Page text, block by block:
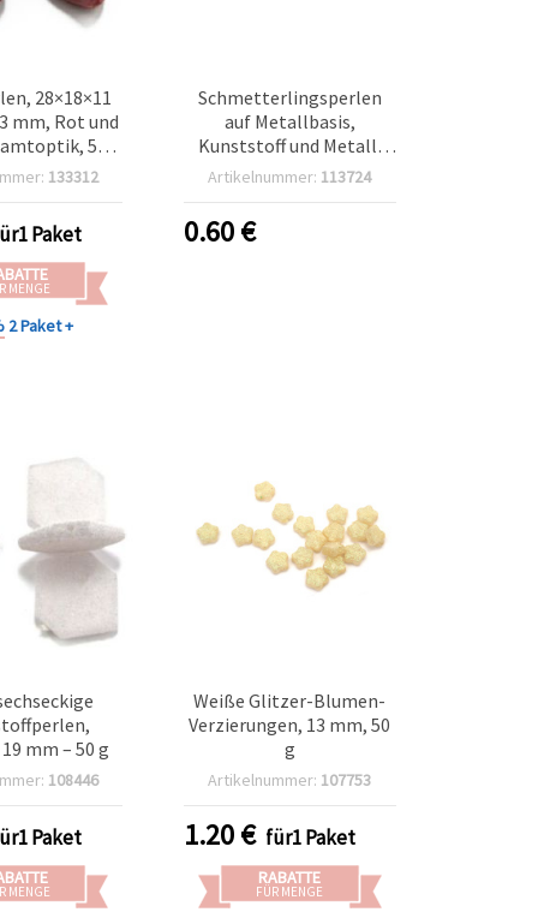
28×18×11
mm, Rot und
50 g
Stk.)133312
Paket
MENGE
2 Paket +
Schmetterlingsperlen
auf Metallbasis,
Kunststoff und Metall,
43x35x10 mm, Loch: 2
Artikelnummer: 113724
0.60€
mm – 50 g
108446
Paket
MENGE
Weiße Glitzer-Blumen-
Verzierungen, 13 mm, 50
g
Artikelnummer: 107753
1.20€ für1 Paket
RABATTE
FÜR MENGE